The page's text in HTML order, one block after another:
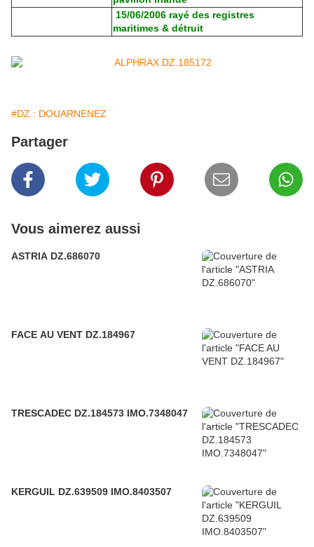
15/06/2006 rayé des registres
maritimes & détruit
#DZ : DOUARNENEZ
Partager
Vous aimerez aussi
ASTRIA DZ.686070
FACE AU VENT DZ.184967
TRESCADEC DZ.184573 IMO.7348047
KERGUIL DZ.639509 IMO.8403507